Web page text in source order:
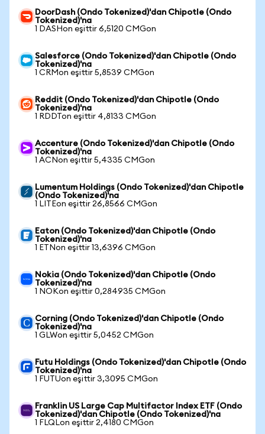
DoorDash (Ondo Tokenized)'dan Chipotle (Ondo
Tokenized)'na
1 DASHon eşittir 6,5120 CMGon
Salesforce (Ondo Tokenized)'dan Chipotle (Ondo
Tokenized)'na
1 CRMon eşittir 5,8539 CMGon
Reddit (Ondo Tokenized)'dan Chipotle (Ondo
Tokenized)'na
1 RDDTon eşittir 4,8133 CMGon
Accenture (Ondo Tokenized)'dan Chipotle (Ondo
Tokenized)'na
1 ACNon eşittir 5,4335 CMGon
Lumentum Holdings (Ondo Tokenized)'dan Chipotle
(Ondo Tokenized)'na
1 LITEon eşittir 26,8566 CMGon
Eaton (Ondo Tokenized)'dan Chipotle (Ondo
Tokenized)'na
1 ETNon eşittir 13,6396 CMGon
Nokia (Ondo Tokenized)'dan Chipotle (Ondo
Tokenized)'na
1 NOKon eşittir 0,284935 CMGon
Corning (Ondo Tokenized)'dan Chipotle (Ondo
Tokenized)'na
1 GLWon eşittir 5,0452 CMGon
Futu Holdings (Ondo Tokenized)'dan Chipotle (Ondo
Tokenized)'na
1 FUTUon eşittir 3,3095 CMGon
Franklin US Large Cap Multifactor Index ETF (Ondo
Tokenized)'dan Chipotle (Ondo Tokenized)'na
1 FLQLon eşittir 2,4180 CMGon